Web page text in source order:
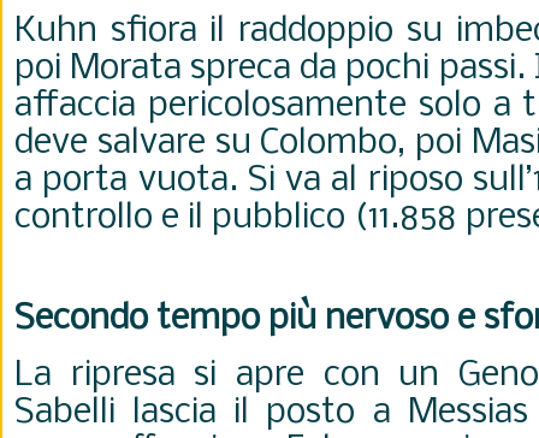
Kuhn sfiora il raddoppio su
poi Morata spreca da pochi passi.
affaccia pericolosamente solo a
deve salvare su Colombo, poi
a porta vuota. Si va al riposo
controllo e il pubblico (11.858
Secondo tempo più nervoso e
La ripresa si apre con un
Sabelli lascia il posto a